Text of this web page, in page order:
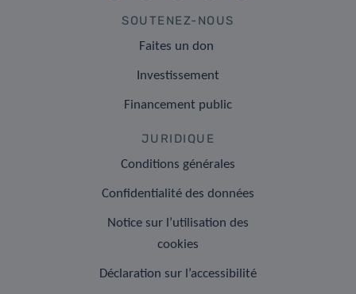
SOUTENEZ-NOUS
Faites un don
Investissement
Financement public
JURIDIQUE
Conditions générales
Confidentialité des données
Notice sur l’utilisation des
cookies
Déclaration sur l’accessibilité